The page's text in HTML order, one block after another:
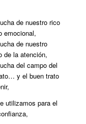
de nuestro rico
emocional,
de nuestro
de la atención,
del campo del
y el buen trato
utilizamos para el